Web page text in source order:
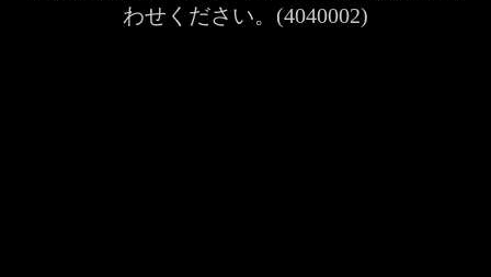
わせください。(4040002)